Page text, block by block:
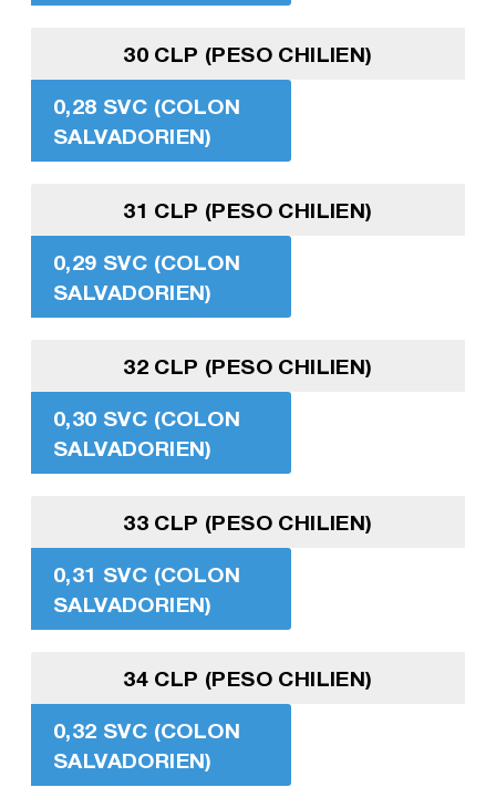
30 CLP (PESO CHILIEN)
0,28 SVC (COLON
SALVADORIEN)
31 CLP (PESO CHILIEN)
0,29 SVC (COLON
SALVADORIEN)
32 CLP (PESO CHILIEN)
0,30 SVC (COLON
SALVADORIEN)
33 CLP (PESO CHILIEN)
0,31 SVC (COLON
SALVADORIEN)
34 CLP (PESO CHILIEN)
0,32 SVC (COLON
SALVADORIEN)